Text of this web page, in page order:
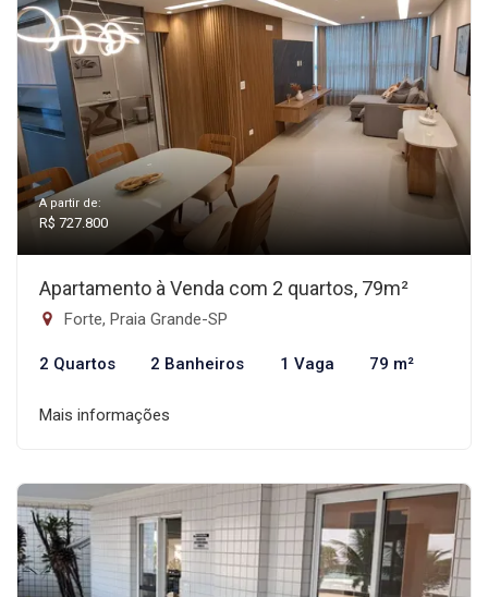
A partir de:
R$ 727.800
Apartamento à Venda com 2 quartos, 79m²
Forte, Praia Grande-SP
2 Quartos 2 Banheiros 1 Vaga 79 m²
Mais informações